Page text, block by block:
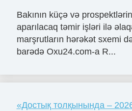
Bakının küçə və
aparılacaq təmir işləri ilə
marşrutların hərəkət sxemi
barədə Oxu24.com-a R...
«Достық толқынында –